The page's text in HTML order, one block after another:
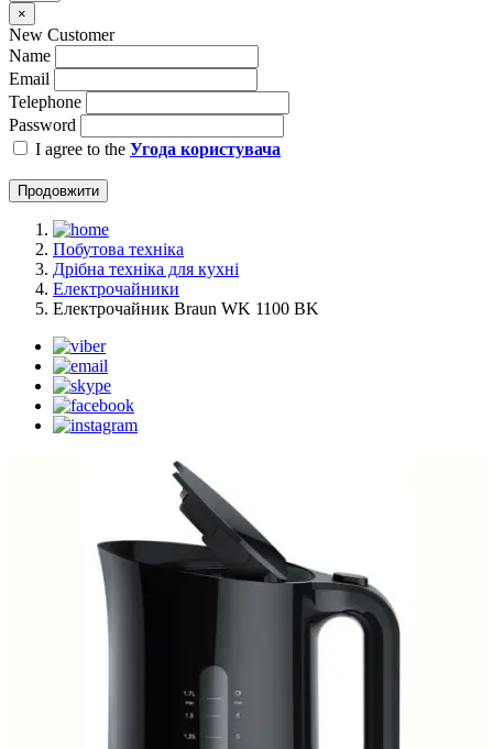
×
New Customer
Name
Email
Telephone
Password
I agree to the Угода користувача
Продовжити
Побутова техніка
Дрібна техніка для кухні
Електрочайники
Електрочайник Braun WK 1100 BK